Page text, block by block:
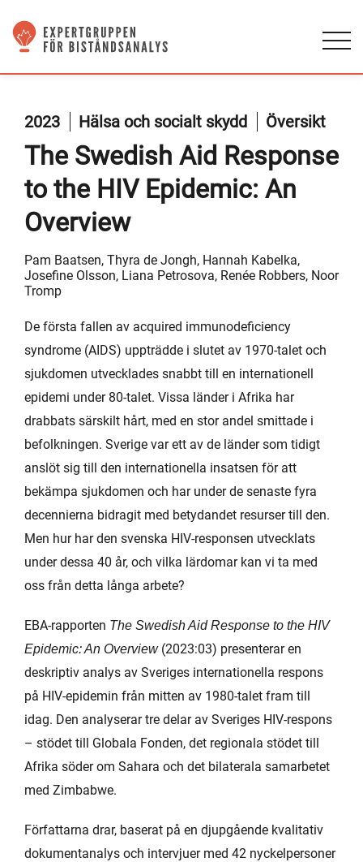
2023 Hälsa och socialt skydd Översikt
The Swedish Aid Response
to the HIV Epidemic: An
Overview
Pam Baatsen, Thyra de Jongh, Hannah Kabelka,
Josefine Olsson, Liana Petrosova, Renée Robbers, Noor
Tromp
De första fallen av acquired immunodeficiency
syndrome (AIDS) uppträdde i slutet av 1970-talet och
sjukdomen utvecklades snabbt till en internationell
epidemi under 80-talet. Vissa länder i Afrika har
drabbats särskilt hårt, med en stor andel smittade i
befolkningen. Sverige var ett av de länder som tidigt
anslöt sig till den internationella insatsen för att
bekämpa sjukdomen och har under de senaste fyra
decennierna bidragit med betydandet resurser till den.
Men hur har den svenska HIV-responsen utvecklats
under dessa 40 år, och vilka lärdomar kan vi ta med
oss från detta långa arbete?
EBA-rapporten The Swedish Aid Response to the HIV
Epidemic: An Overview (2023:03) presenterar en
deskriptiv analys av Sveriges internationella respons
på HIV-epidemin från mitten av 1980-talet fram till
idag. Den analyserar tre delar av Sveriges HIV-respons
– stödet till Globala Fonden, det regionala stödet till
Afrika söder om Sahara och det bilaterala samarbetet
med Zimbabwe.
Författarna drar, baserat på en djupgående kvalitativ
dokumentanalys och intervjuer med 42 nyckelpersoner